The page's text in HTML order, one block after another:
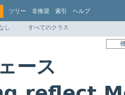
ツリー 非推奨 索引 ヘルプ
し すべてのクラス
ース